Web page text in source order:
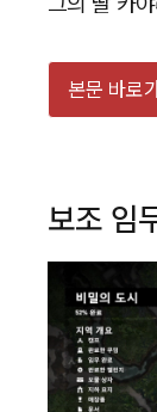
본문 바로
보조 임